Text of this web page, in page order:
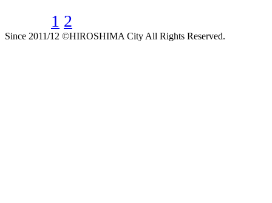
1 2
Since 2011/12 ©HIROSHIMA City All Rights Reserved.